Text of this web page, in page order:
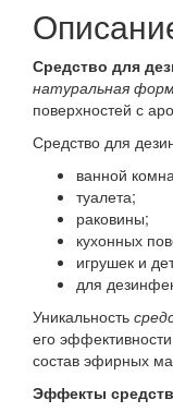
Средство для
натуральная
поверхностей с
Средство для
ванной
туалета;
раковины;
кухонных
игрушек и
для
Уникальность
его
состав эфирных
Эффекты